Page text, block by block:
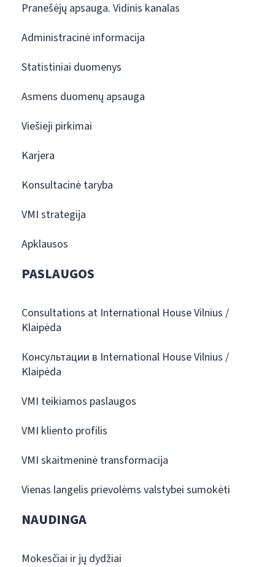
Pranešėjų apsauga. Vidinis kanalas
Administracinė informacija
Statistiniai duomenys
Asmens duomenų apsauga
Viešieji pirkimai
Karjera
Konsultacinė taryba
VMI strategija
Apklausos
PASLAUGOS
Consultations at International House Vilnius /
Klaipėda
Консультации в International House Vilnius /
Klaipėda
VMI teikiamos paslaugos
VMI kliento profilis
VMI skaitmeninė transformacija
Vienas langelis prievolėms valstybei sumokėti
NAUDINGA
Mokesčiai ir jų dydžiai